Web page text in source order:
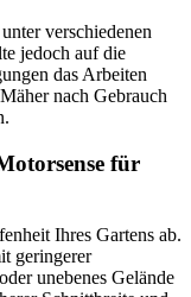
verschiedenen
jedoch auf die
das Arbeiten
nach Gebrauch
für
Ihres Gartens ab.
geringerer
unebenes Gelände